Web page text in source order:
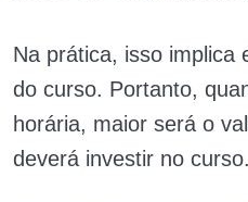
Na prática, isso implica
do curso. Portanto,
horária, maior será o
deverá investir no